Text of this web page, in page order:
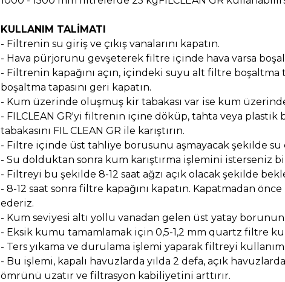
KULLANIM TALİMATI
- Filtrenin su giriş ve çıkış vanalarını kapatın.
- Hava pürjorunu gevşeterek filtre içinde hava varsa
- Filtrenin kapağını açın, içindeki suyu alt filtre boşaltma
boşaltma tapasını geri kapatın.
- Kum üzerinde oluşmuş kir tabakası var ise kum
- FILCLEAN GR'yi filtrenin içine döküp, tahta veya
tabakasını FIL CLEAN GR ile karıştırın.
- Filtre içinde üst tahliye borusunu aşmayacak şekilde
- Su dolduktan sonra kum karıştırma işlemini isterseniz
- Filtreyi bu şekilde 8-12 saat ağzı açık olacak şekilde
- 8-12 saat sonra filtre kapağını kapatın. Kapatmadan
ederiz.
- Kum seviyesi altı yollu vanadan gelen üst yatay
- Eksik kumu tamamlamak için 0,5-1,2 mm quartz filtre
- Ters yıkama ve durulama işlemi yaparak filtreyi
- Bu işlemi, kapalı havuzlarda yılda 2 defa, açık
ömrünü uzatır ve filtrasyon kabiliyetini arttırır.